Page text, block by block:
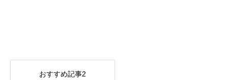
おすすめ記事2